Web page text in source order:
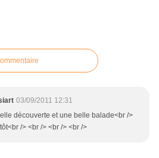
03/09/2011 12:31
découverte et une belle balade<br />
/> <br /> <br /> <br />